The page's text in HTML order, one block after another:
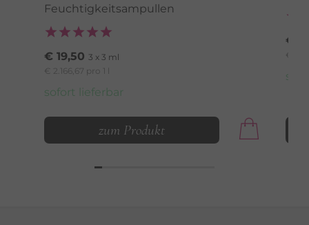
Feuchtigkeitsampullen
€ 19,50 3 x 3 ml
€ 2.166,67 pro 1 l
sofort lieferbar
zum Produkt
€
€